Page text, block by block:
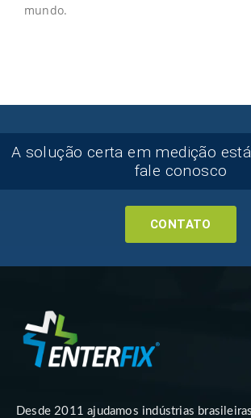
mundo.
A solução certa em medição
fale conosco
CONTATO
Desde 2011 ajudamos indústrias